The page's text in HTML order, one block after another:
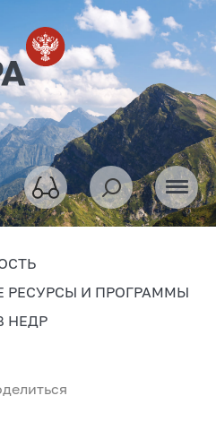
И ПРОГРАММЫ
НЕДР